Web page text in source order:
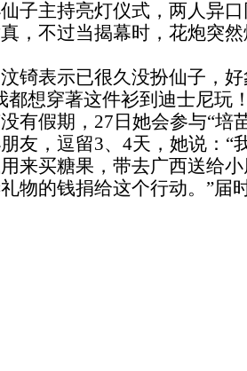
子主持亮灯仪式，两人异
，不过当揭幕时，花炮突
表示已很久没扮仙子，好
都想穿著这件衫到迪士尼玩
有假期，27日她会参与“培
友，逗留3、4天，她说：“
来买糖果，带去广西送给
物的钱捐给这个行动。 ”届